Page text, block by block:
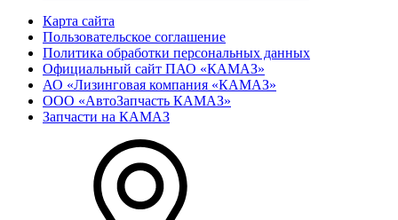
Карта сайта
Пользовательское соглашение
Политика обработки персональных данных
Официальный сайт ПАО «КАМАЗ»
АО «Лизинговая компания «КАМАЗ»
ООО «АвтоЗапчасть КАМАЗ»
Запчасти на КАМАЗ